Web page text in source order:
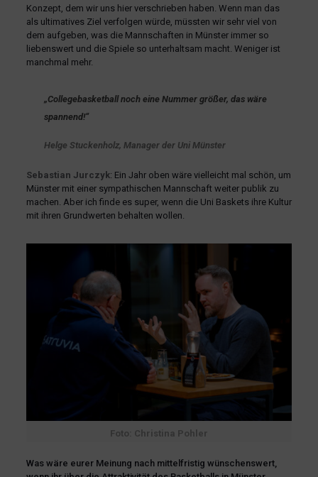
Konzept, dem wir uns hier verschrieben haben. Wenn man das
als ultimatives Ziel verfolgen würde, müssten wir sehr viel von
dem aufgeben, was die Mannschaften in Münster immer so
liebenswert und die Spiele so unterhaltsam macht. Weniger ist
manchmal mehr.
„Collegebasketball noch eine Nummer größer, das wäre
spannend!“
Helge Stuckenholz, Manager der Uni Münster
Sebastian Jurczyk: Ein Jahr oben wäre vielleicht mal schön, um
Münster mit einer sympathischen Mannschaft weiter publik zu
machen. Aber ich finde es super, wenn die Uni Baskets ihre Kultur
mit ihren Grundwerten behalten wollen.
Foto: Christina Pohler
Was wäre eurer Meinung nach mittelfristig wünschenswert,